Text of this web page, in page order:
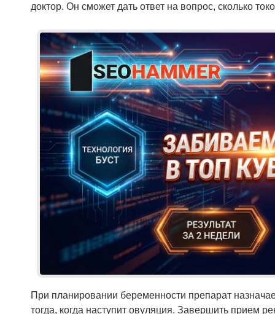
доктор. Он сможет дать ответ на вопрос, сколько
При планировании беременности препарат
тогда, когда наступит овуляция. Завершить прием